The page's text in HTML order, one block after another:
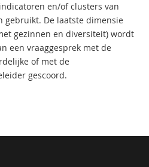
en/of clusters van
gebruikt. De laatste dimensie
gezinnen en diversiteit) wordt
een vraaggesprek met de
of met de
gescoord.